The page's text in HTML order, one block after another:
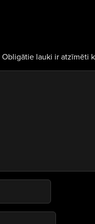
Obligātie lauki ir atzīmēti